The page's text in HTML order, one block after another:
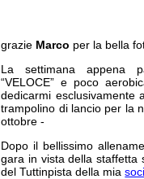
grazie Marco per la bella
La settimana appena
“VELOCE” e poco
dedicarmi esclusivamente
trampolino di lancio per la
ottobre -
Dopo il bellissimo
gara in vista della staffetta
del Tuttinpista della mia